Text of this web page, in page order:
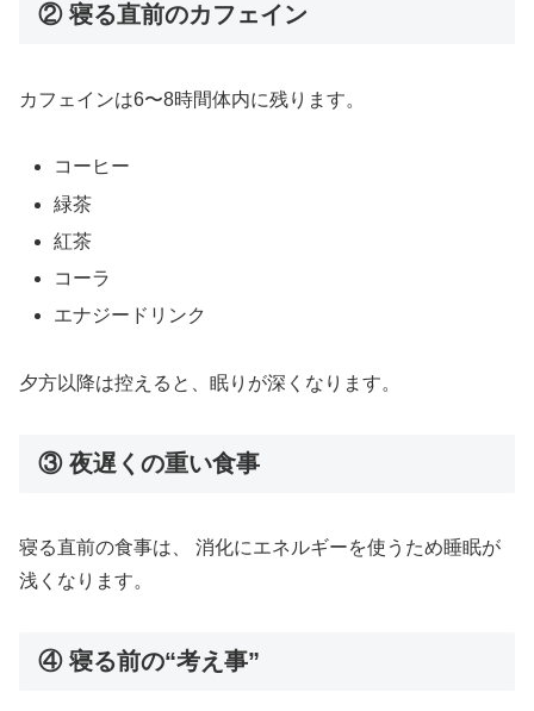
② 寝る直前のカフェイン
カフェインは6〜8時間体内に残ります。
コーヒー
緑茶
紅茶
コーラ
エナジードリンク
夕方以降は控えると、眠りが深くなります。
③ 夜遅くの重い食事
寝る直前の食事は、 消化にエネルギーを使うため睡眠が
浅くなります。
④ 寝る前の“考え事”